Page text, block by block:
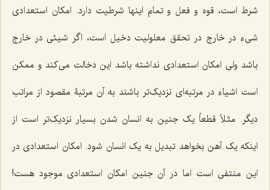
شرط است، قوه و فعل و تمام اینها شرطیت دارد. امکان استعدادی
شیء در خارج در تحقق معلولیت دخیل است، اگر شیئی در خارج
باشد ولی امکان استعدادی نداشته باشد این دخالت می‌کند و ممکن
است اشیاء در مرتبه‌ای نزدیک‌تر باشند به آن مرتبۀ مقصود از مراتب
دیگر. مثلاً قطعاً یک جنین به انسان شدن بسیار نزدیک‌تر است از
اینکه یک آهن بخواهد تبدیل به یک انسان شود. امکان استعدادی در
این منتفی است اما در آن جنین امکان استعدادی موجود هست!